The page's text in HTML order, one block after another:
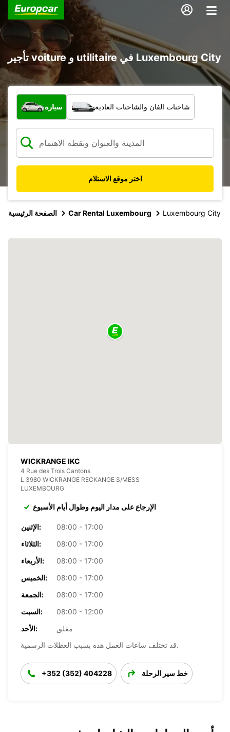
تأجير voiture و utilitaire في Luxembourg City
ما نوع المركبة؟
سيارة شاحنات الفان والشاحنات العادية
اختر موقع الاستلام
الصفحة الرئيسية Car Rental Luxembourg Luxembourg City
WICKRANGE IKC
4 Rue des Trois Cantons
L 3980 WICKRANGE RECKANGE S/MESS
LUXEMBOURG
الإرجاع على مدار اليوم وطوال أيام الأسبوع
الإثنين:
08:00 - 17:00
الثلاثاء:
08:00 - 17:00
الأربعاء:
08:00 - 17:00
الخميس:
08:00 - 17:00
الجمعة:
08:00 - 17:00
السبت:
08:00 - 12:00
الأحد:
مغلق
قد تختلف ساعات العمل هذه بسبب العطلات الرسمية.
+352 (352) 404228 خط سير الرحلة